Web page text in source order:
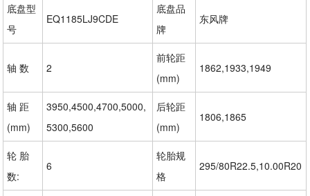
底盘型
号
EQ1185LJ9CDE
底盘品
牌
东风牌
轴 数 2
前轮距
(mm)
1862,1933,1949
轴 距
(mm)
3950,4500,4700,5000,
5300,5600
后轮距
(mm)
1806,1865
轮 胎
数:
6
轮胎规
格
295/80R22.5,10.00R20